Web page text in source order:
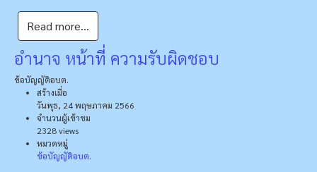
Read more...
อำนาจ หน้าที่ ความรับผิดชอบ
ข้อบัญญัติอบต.
สร้างเมื่อ
วันพุธ, 24 พฤษภาคม 2566
จำนวนผู้เข้าชม
2328 views
หมวดหมู่
ข้อบัญญัติอบต.